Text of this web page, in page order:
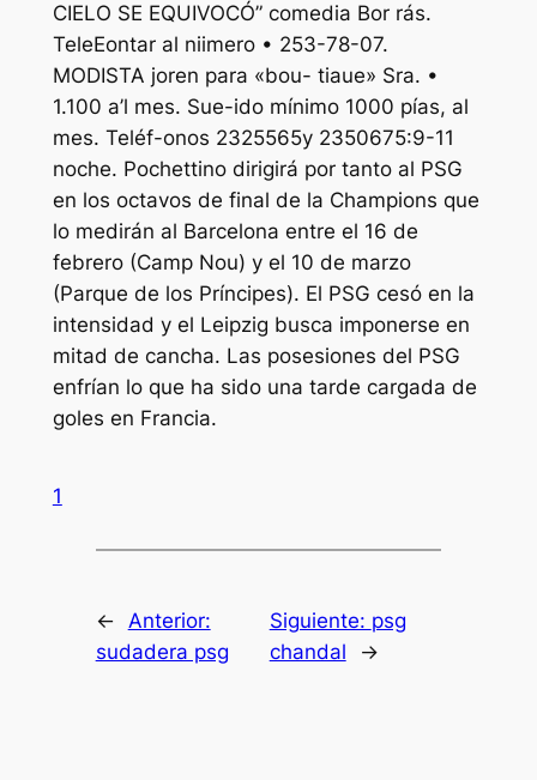
CIELO SE EQUIVOCÓ” comedia Bor rás.
TeleEontar al niimero • 253-78-07.
MODISTA joren para «bou- tiaue» Sra. •
1.100 a’l mes. Sue-ido mínimo 1000 pías, al
mes. Teléf-onos 2325565y 2350675:9-11
noche. Pochettino dirigirá por tanto al PSG
en los octavos de final de la Champions que
lo medirán al Barcelona entre el 16 de
febrero (Camp Nou) y el 10 de marzo
(Parque de los Príncipes). El PSG cesó en la
intensidad y el Leipzig busca imponerse en
mitad de cancha. Las posesiones del PSG
enfrían lo que ha sido una tarde cargada de
goles en Francia.
1
←
Anterior:
sudadera psg
Siguiente: psg
chandal
→